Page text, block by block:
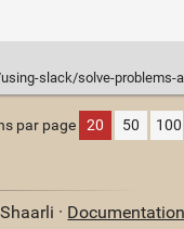
solve-problems-aloud-with-
par page 20 50 100
· Documentation